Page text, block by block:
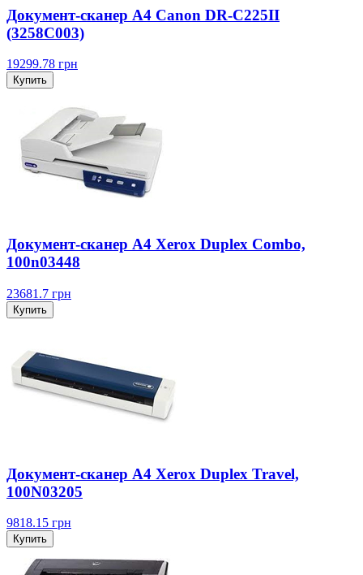
Документ-сканер А4 Canon DR-C225II
(3258C003)
19299.78 грн
Купить
Документ-сканер А4 Xerox Duplex Combo,
100n03448
23681.7 грн
Купить
Документ-сканер А4 Xerox Duplex Travel,
100N03205
9818.15 грн
Купить